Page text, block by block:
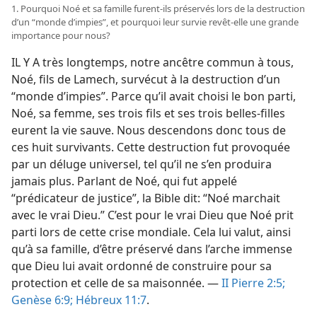
1. Pourquoi Noé et sa famille furent-​ils préservés lors de la destruction
d’un “monde d’impies”, et pourquoi leur survie revêt-​elle une grande
importance pour nous?
IL Y A très longtemps, notre ancêtre commun à tous,
Noé, fils de Lamech, survécut à la destruction d’un
“monde d’impies”. Parce qu’il avait choisi le bon parti,
Noé, sa femme, ses trois fils et ses trois belles-filles
eurent la vie sauve. Nous descendons donc tous de
ces huit survivants. Cette destruction fut provoquée
par un déluge universel, tel qu’il ne s’en produira
jamais plus. Parlant de Noé, qui fut appelé
“prédicateur de justice”, la Bible dit: “Noé marchait
avec le vrai Dieu.” C’est pour le vrai Dieu que Noé prit
parti lors de cette crise mondiale. Cela lui valut, ainsi
qu’à sa famille, d’être préservé dans l’arche immense
que Dieu lui avait ordonné de construire pour sa
protection et celle de sa maisonnée. —II Pierre 2:5;
Genèse 6:9; Hébreux 11:7.